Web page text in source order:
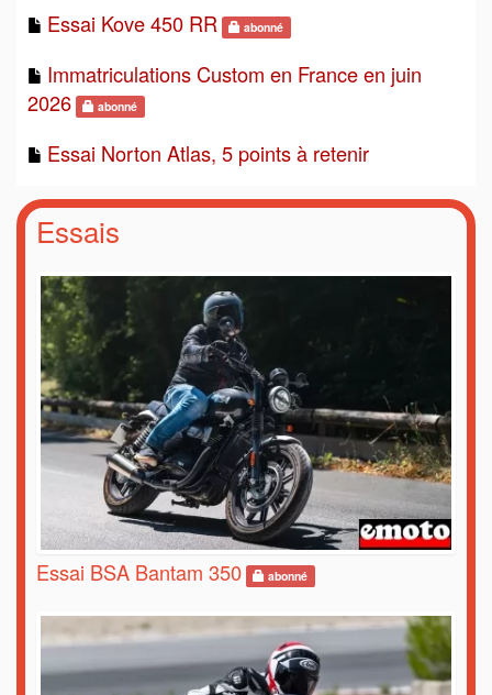
Essai Kove 450 RR abonné
Immatriculations Custom en France en juin
2026
abonné
Essai Norton Atlas, 5 points à retenir
Essais
Essai BSA Bantam 350 abonné